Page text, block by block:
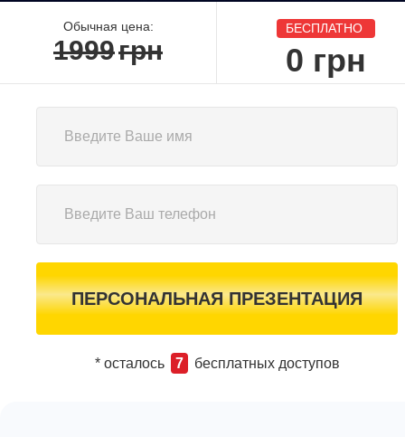
Обычная цена:
1999грн
БЕСПЛАТНО
0 грн
ПЕРСОНАЛЬНАЯ ПРЕЗЕНТАЦИЯ
* осталось 7 бесплатных доступов